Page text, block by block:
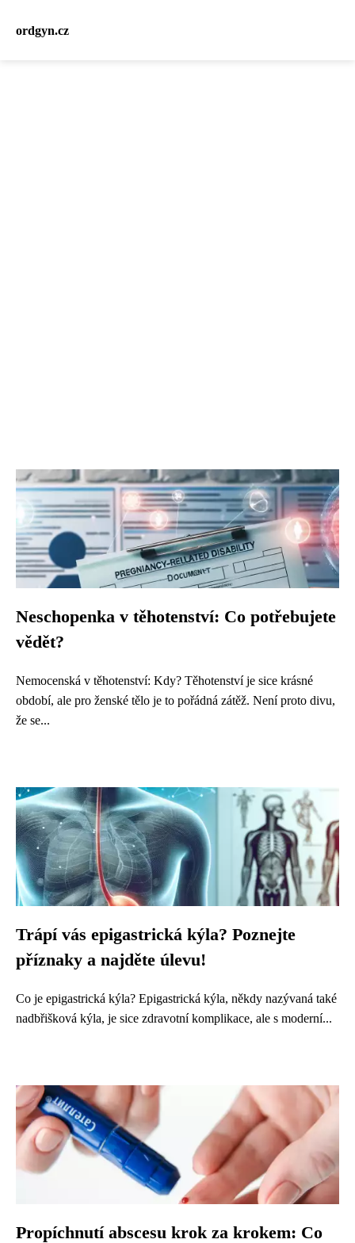
ordgyn.cz
Neschopenka v těhotenství: Co potřebujete
vědět?
Nemocenská v těhotenství: Kdy? Těhotenství je sice krásné
období, ale pro ženské tělo je to pořádná zátěž. Není proto divu,
že se...
Trápí vás epigastrická kýla? Poznejte
příznaky a najděte úlevu!
Co je epigastrická kýla? Epigastrická kýla, někdy nazývaná také
nadbřišková kýla, je sice zdravotní komplikace, ale s moderní...
Propíchnutí abscesu krok za krokem: Co